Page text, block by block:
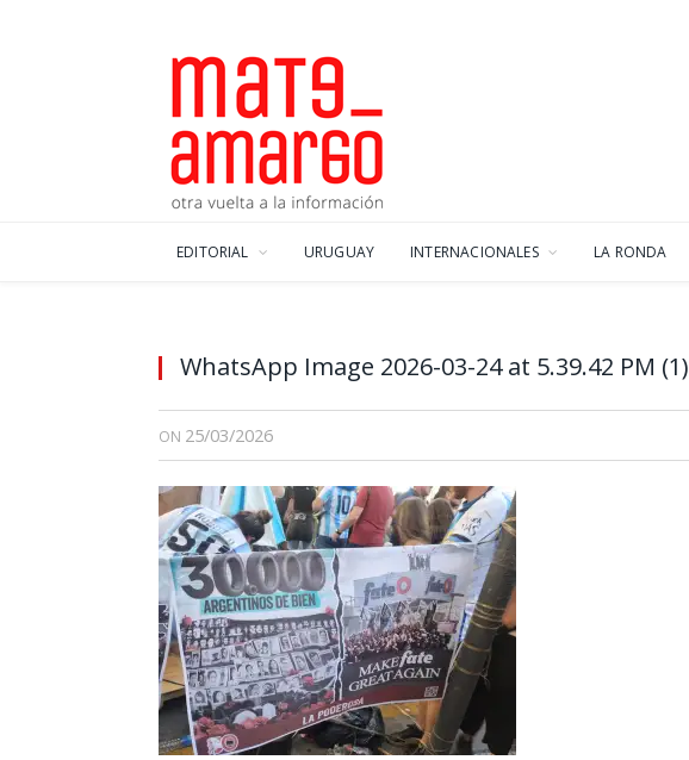
EDITORIAL URUGUAY INTERNACIONALES LA RONDA
WhatsApp Image 2026-03-24 at 5.39.42 PM (1)
ON 25/03/2026